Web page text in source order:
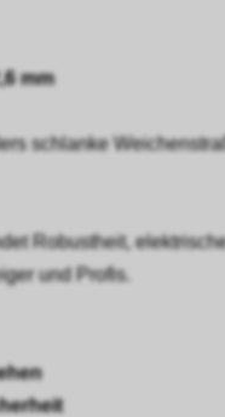
mm
schlanke
Robustheit,
und Profis.